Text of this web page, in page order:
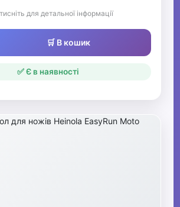
для детальної інформації
🛒 В кошик
✅ Є в наявності